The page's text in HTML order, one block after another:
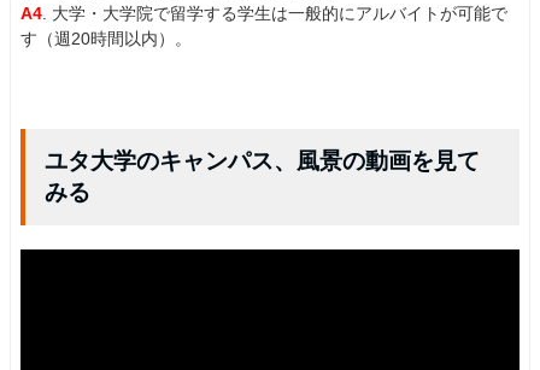
A4. 大学・大学院で留学する学生は一般的にアルバイトが可能で
す（週20時間以内）。
ユタ大学のキャンパス、風景の動画を見て
みる